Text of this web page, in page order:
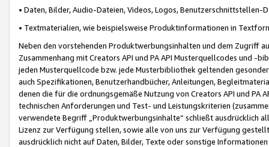
• Daten, Bilder, Audio-Dateien, Videos, Logos, Benutzerschnittstellen-
• Textmaterialien, wie beispielsweise Produktinformationen in
Neben den vorstehenden Produktwerbungsinhalten und dem Zugriff
Zusammenhang mit Creators API und PA API Musterquellcodes und
jeden Musterquellcode bzw. jede Musterbibliothek geltenden
auch Spezifikationen, Benutzerhandbücher, Anleitungen,
denen die für die ordnungsgemäße Nutzung von Creators API und PA
technischen Anforderungen und Test- und Leistungskriterien
verwendete Begriff „Produktwerbungsinhalte“ schließt ausdrücklich
Lizenz zur Verfügung stellen, sowie alle von uns zur Verfügung
ausdrücklich nicht auf Daten, Bilder, Texte oder sonstige